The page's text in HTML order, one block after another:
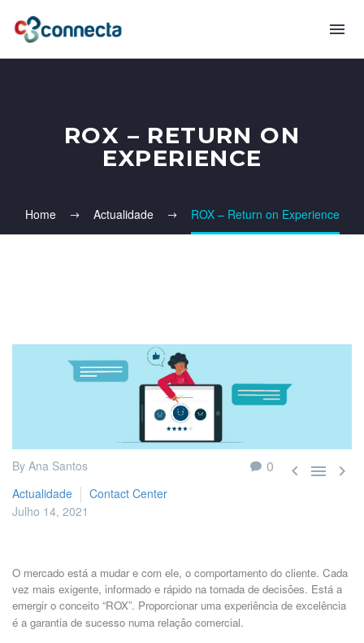
ROX – RETURN ON
EXPERIENCE
Home Actualidade ROX – Return on Experience
0   
By Ana Santos
Actualidade
Contact Center
Julho 14, 2021
O mercado está a mudar e com ele, o comportamento do cliente. Cada
vez mais exigente, informado e rápido na tomada de decisões. Está a
emergir o conceito “ROX”. Proporcionar uma experiência de excelência
é a garantia de sucesso numa relação comercial.